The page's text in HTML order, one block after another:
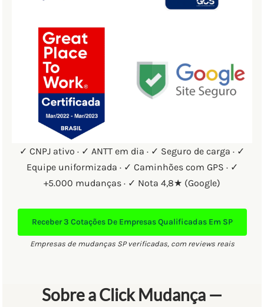
✓ CNPJ ativo · ✓ ANTT em dia · ✓ Seguro de carga · ✓
Equipe uniformizada · ✓ Caminhões com GPS · ✓
+5.000 mudanças · ✓ Nota 4,8★ (Google)
Receber3 CotaçõesDe Empresas Qualificadas Em SP
Empresas de mudanças SP verificadas, com reviews reais
Sobre a Click Mudança —